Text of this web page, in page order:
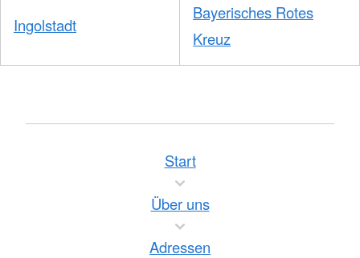
Ingolstadt
Bayerisches Rotes
Kreuz
Start
Über uns
Adressen